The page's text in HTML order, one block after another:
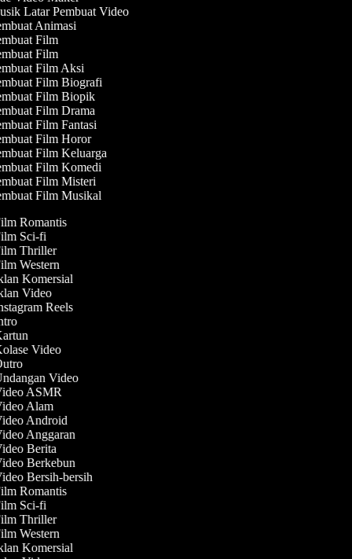
Latar Pembuat Video
Animasi
Film
Film
Film Aksi
Film Biografi
Film Biopik
Film Drama
Film Fantasi
Film Horor
Film Keluarga
Film Komedi
Film Misteri
Film Musikal
Romantis
Sci-fi
Thriller
Western
Komersial
Video
Reels
Video
Video
ASMR
Alam
Android
Anggaran
Berita
Berkebun
Bersih-bersih
Romantis
Sci-fi
Thriller
Western
Komersial